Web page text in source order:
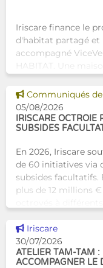
Iriscare finance le
d'habitat partagé et
accompagné
HABITAT. Une
alternative
humaine aux
d’hébergement
Voir cette news
Communiqués
05/08/2026
IRISCARE
SUBSIDES
En 2026, Iriscare
de 60 initiatives via
subsides facultatifs.
plus de 12 millions
travail au serv
Voir cette news
Iriscare
30/07/2026
ATELIER TAM-TAM
ACCOMPAGNER LE